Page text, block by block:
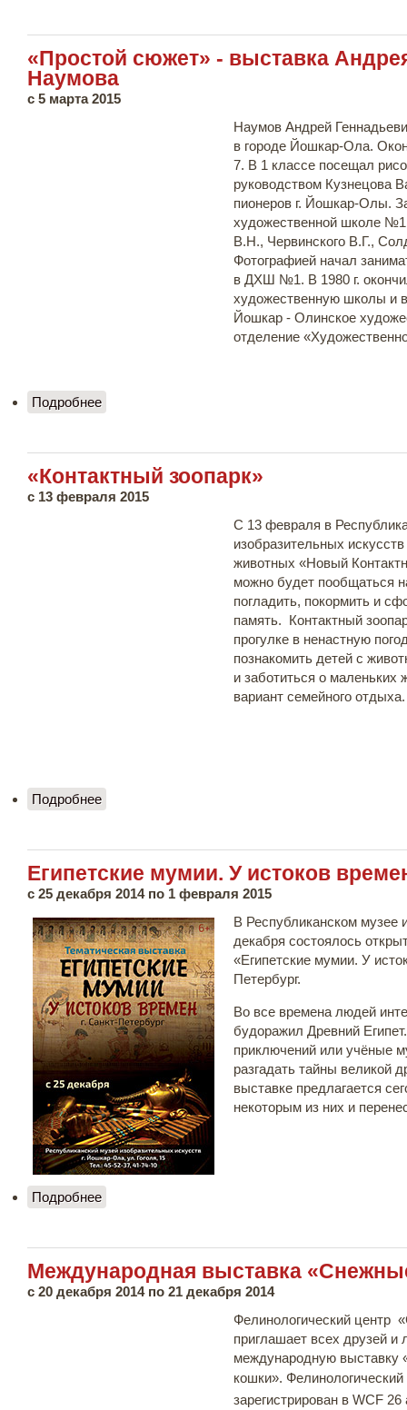
«Простой сюжет» - выставка
Наумова
с 5 марта 2015
Наумов Андрей
в городе Йошкар-Ола.
7. В 1 классе посещал
руководством Кузнецова
пионеров г. Йошкар-Олы.
художественной школе
В.Н., Червинского В.Г.,
Фотографией начал
в ДХШ №1. В 1980 г.
художественную школы и
Йошкар - Олинское
отделение
Подробнее
«Контактный зоопарк»
c 13 февраля 2015
C 13 февраля в
изобразительных
животных «Новый
можно будет пообщаться
погладить, покормить и
память. Контактный
прогулке в ненастную
познакомить детей с
и заботиться о
вариант семейного отдыха.
Подробнее
Египетские мумии. У истоков
с 25 декабря 2014по 1 февраля 2015
В Республиканском музее
декабря состоялось
«Египетские мумии. У
Петербург.
Во все времена людей
будоражил Древний
приключений или учёные
разгадать тайны великой
выставке предлагается
некоторым из них и
Подробнее
Международная выставка
с 20 декабря 2014по 21 декабря 2014
Фелинологический центр
приглашает всех друзей и
международную выставку
кошки».
зарегистрирован в WCF 26